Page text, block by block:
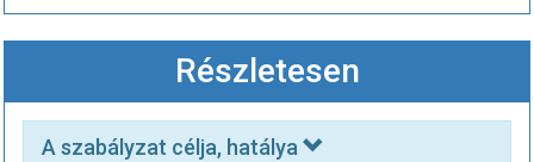
Részletesen
A szabályzat célja, hatálya